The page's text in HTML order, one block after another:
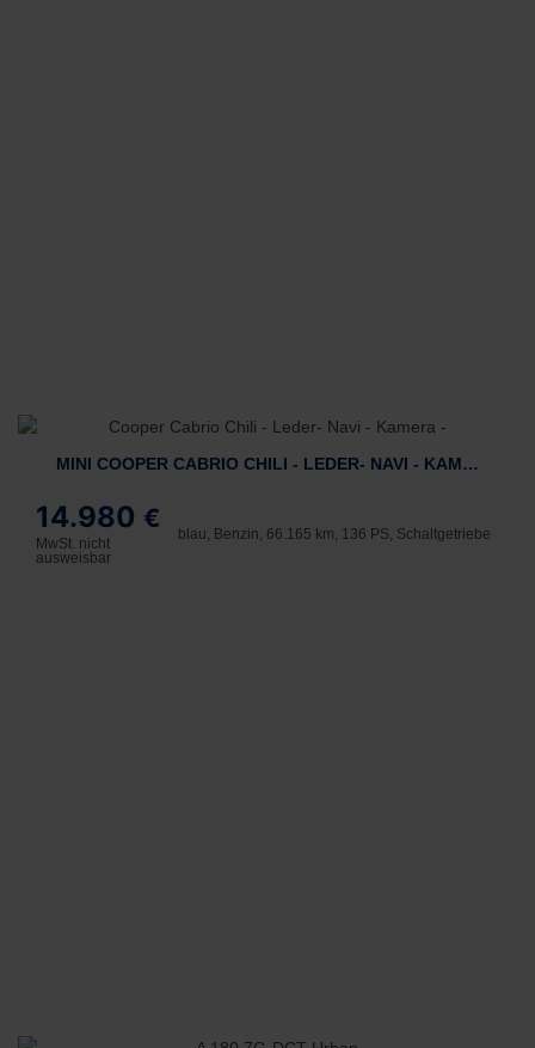
MINI COOPER CABRIO CHILI - LEDER- NAVI - KAMERA -
14.980 €
MwSt. nicht
ausweisbar
blau, Benzin, 66.165 km, 136 PS, Schaltgetriebe